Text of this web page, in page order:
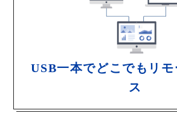
USB一本でどこでもリ
ス